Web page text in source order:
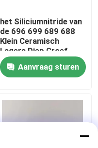
het Siliciumnitride van
de 696 699 689 688
Klein Ceramisch
Lagers Diep Groef
Aanvraag sturen